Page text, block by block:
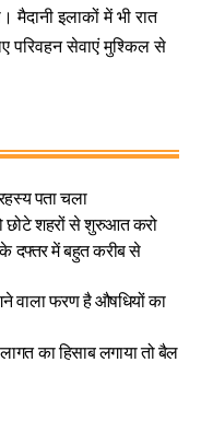
इलाकों में भी रात
परिवहन सेवाएं मुश्किल से
पता चला
छोटे शहरों से शुरुआत करो
दफ्तर में बहुत करीब से
वाला फरण है औषधियों का
का हिसाब लगाया तो बैल